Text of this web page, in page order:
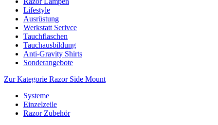
Lifestyle
Ausrüstung
Werkstatt Serivce
Tauchflaschen
Tauchausbildung
Anti-Gravity Shirts
Sonderangebote
Zur Kategorie Razor Side Mount
Systeme
Einzelzeile
Razor Zubehör